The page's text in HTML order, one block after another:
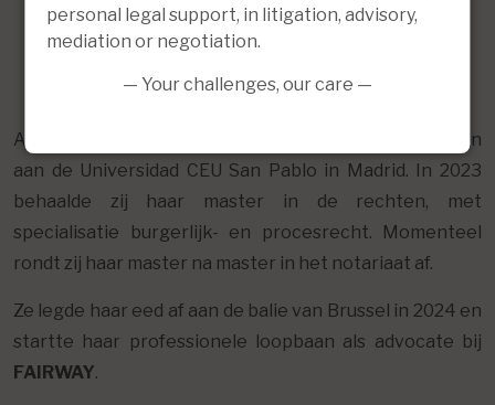
Alana studeerde aan de Vrije Universiteit Brussel en
aan de Universidad CEU San Pablo in Madrid. In 2023
behaalde zij haar master in de rechten, met
specialisatie burgerlijk- en procesrecht. Momenteel
rondt zij haar master na master in het notariaat af.
Ze legde haar eed af aan de balie van Brussel in 2024 en
startte haar professionele loopbaan als advocate bij
FAIRWAY.
personal legal support, in litigation, advisory,
mediation or negotiation.
— Your challenges, our care —